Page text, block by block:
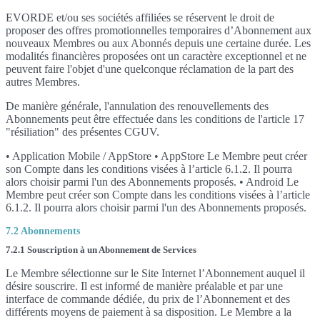
EVORDE et/ou ses sociétés affiliées se réservent le droit de
proposer des offres promotionnelles temporaires d’Abonnement aux
nouveaux Membres ou aux Abonnés depuis une certaine durée. Les
modalités financières proposées ont un caractère exceptionnel et ne
peuvent faire l'objet d'une quelconque réclamation de la part des
autres Membres.
De manière générale, l'annulation des renouvellements des
Abonnements peut être effectuée dans les conditions de l'article 17
"résiliation" des présentes CGUV.
• Application Mobile / AppStore • AppStore Le Membre peut créer
son Compte dans les conditions visées à l’article 6.1.2. Il pourra
alors choisir parmi l'un des Abonnements proposés. • Android Le
Membre peut créer son Compte dans les conditions visées à l’article
6.1.2. Il pourra alors choisir parmi l'un des Abonnements proposés.
7.2 Abonnements
7.2.1 Souscription à un Abonnement de Services
Le Membre sélectionne sur le Site Internet l’Abonnement auquel il
désire souscrire. Il est informé de manière préalable et par une
interface de commande dédiée, du prix de l’Abonnement et des
différents moyens de paiement à sa disposition. Le Membre a la